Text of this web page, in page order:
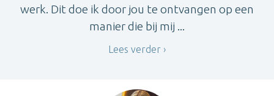
werk. Dit doe ik door jou te ontvangen op een
manier die bij mij ...
Lees verder